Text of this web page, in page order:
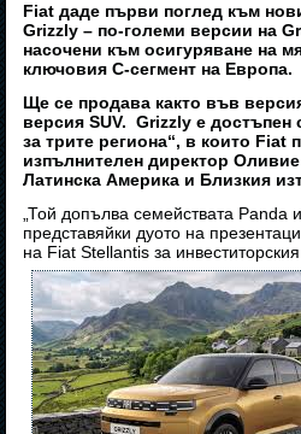
Fiat даде първи поглед към
Grizzly – по-големи версии на
насочени към осигуряване на
ключовия C-сегмент на Европа.
Ще се продава както във
версия SUV. Grizzly е достъпен
за трите региона“, в които Fiat
изпълнителен директор
Латинска Америка и Близкия
„Той допълва семействата Panda
представяйки дуото на
на Fiat Stellantis за